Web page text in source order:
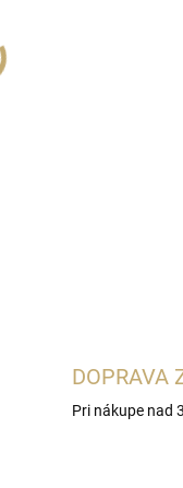
Lux Parfém 265
charakterom
DOPRAVA
Pri nákupe nad